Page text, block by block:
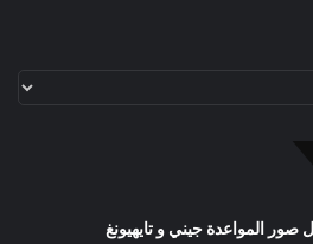
المواعدة جيني و تايهيونغ